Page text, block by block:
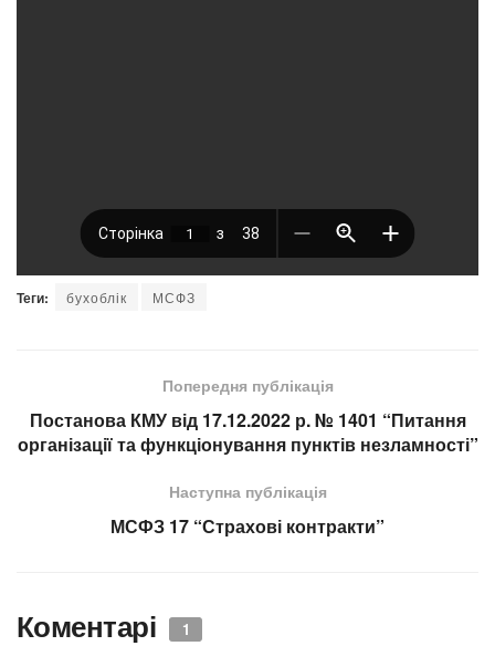
Теги: бухоблік МСФЗ
Попередня публікація
Постанова КМУ від 17.12.2022 р. № 1401 “Питання
організації та функціонування пунктів незламності”
Наступна публікація
МСФЗ 17 “Страхові контракти”
Коментарі 1